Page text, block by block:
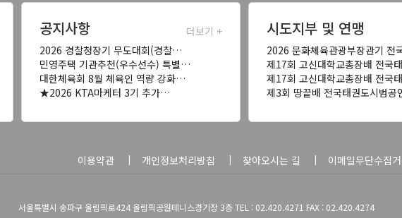
공지사항
2026 경찰청장기 무도대회(경찰…
민영주택 기관추천(우수선수) 특별…
대한체육회 8월 체육인 역량 강화…
★2026 KTA마케터 3기 추가…
더보기 + 시도지부 및 연맹
2026 문화체육관광부장관기 전
제17회 고신대학교총장배 전국
제17회 고신대학교총장배 전국
제3회 땅끝배 전국태권도시범
이용약관 개인정보처리방침 찾아오시는 길 이메일무단수집
서울특별시 송파구 올림픽로424 올림픽공원테니스경기장 3층 TEL : 02.420.4271 FAX : 02.420.4274